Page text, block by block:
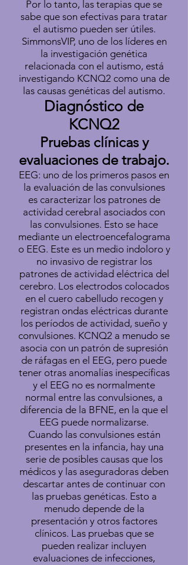
Por lo tanto, las terapias que se
sabe que son efectivas para tratar
el autismo pueden ser útiles.
SimmonsVIP, uno de los líderes en
la investigación genética
relacionada con el autismo, está
investigando KCNQ2 como una de
las causas genéticas del autismo.
Diagnóstico de
KCNQ2
Pruebas clínicas y
evaluaciones de trabajo.
EEG: uno de los primeros pasos en
la evaluación de las convulsiones
es caracterizar los patrones de
actividad cerebral asociados con
las convulsiones. Esto se hace
mediante un electroencefalograma
o EEG. Este es un medio indoloro y
no invasivo de registrar los
patrones de actividad eléctrica del
cerebro. Los electrodos colocados
en el cuero cabelludo recogen y
registran ondas eléctricas durante
los períodos de actividad, sueño y
convulsiones. KCNQ2 a menudo se
asocia con un patrón de supresión
de ráfagas en el EEG, pero puede
tener otras anomalías inespecíficas
y el EEG no es normalmente
normal entre las convulsiones, a
diferencia de la BFNE, en la que el
EEG puede normalizarse.
Cuando las convulsiones están
presentes en la infancia, hay una
serie de posibles causas que los
médicos y las aseguradoras deben
descartar antes de continuar con
las pruebas genéticas. Esto a
menudo depende de la
presentación y otros factores
clínicos. Las pruebas que se
pueden realizar incluyen
evaluaciones de infecciones,